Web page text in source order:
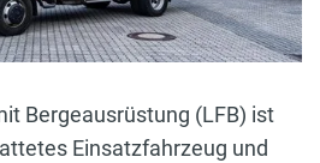
Bergeausrüstung (LFB) ist
Einsatzfahrzeug und